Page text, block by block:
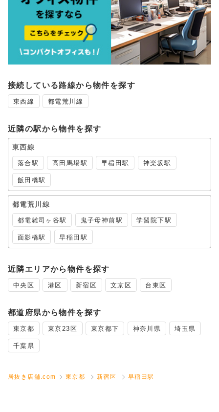
接続している路線から物件を探す
東西線 都電荒川線
近隣の駅から物件を探す
東西線
落合駅 高田馬場駅 早稲田駅 神楽坂駅
飯田橋駅
都電荒川線
都電雑司ヶ谷駅 鬼子母神前駅 学習院下駅
面影橋駅 早稲田駅
近隣エリアから物件を探す
中央区 港区 新宿区 文京区 台東区
都道府県から物件を探す
東京都 東京23区 東京都下 神奈川県 埼玉県
千葉県
居抜き店舗.com 東京都 新宿区 早稲田駅